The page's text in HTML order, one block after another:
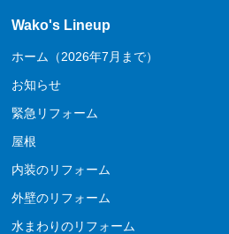
Wako's Lineup
ホーム（2026年7月まで）
お知らせ
緊急リフォーム
屋根
内装のリフォーム
外壁のリフォーム
水まわりのリフォーム